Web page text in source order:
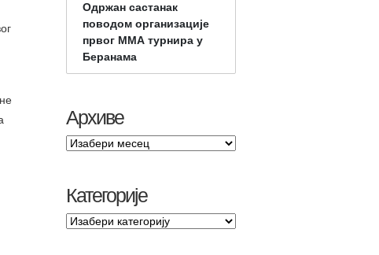
Одржан састанак
поводом организације
првог ММА турнира у
Беранама
Архиве
Категорије